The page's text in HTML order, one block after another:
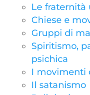
Le fraternità
Chiese e
Gruppi di
Spiritismo,
psichica
I movimenti
Il satanismo